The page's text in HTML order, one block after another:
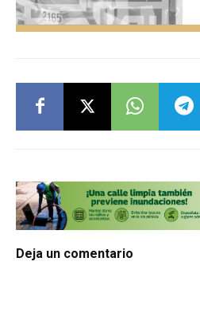
Deja un comentario